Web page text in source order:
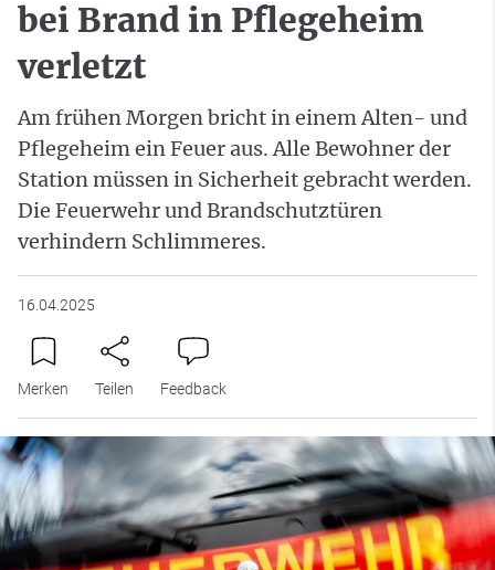
bei Brand in Pflegeheim
verletzt
Am frühen Morgen bricht in einem Alten- und
Pflegeheim ein Feuer aus. Alle Bewohner der
Station müssen in Sicherheit gebracht werden.
Die Feuerwehr und Brandschutztüren
verhindern Schlimmeres.
16.04.2025
Merken Teilen Feedback